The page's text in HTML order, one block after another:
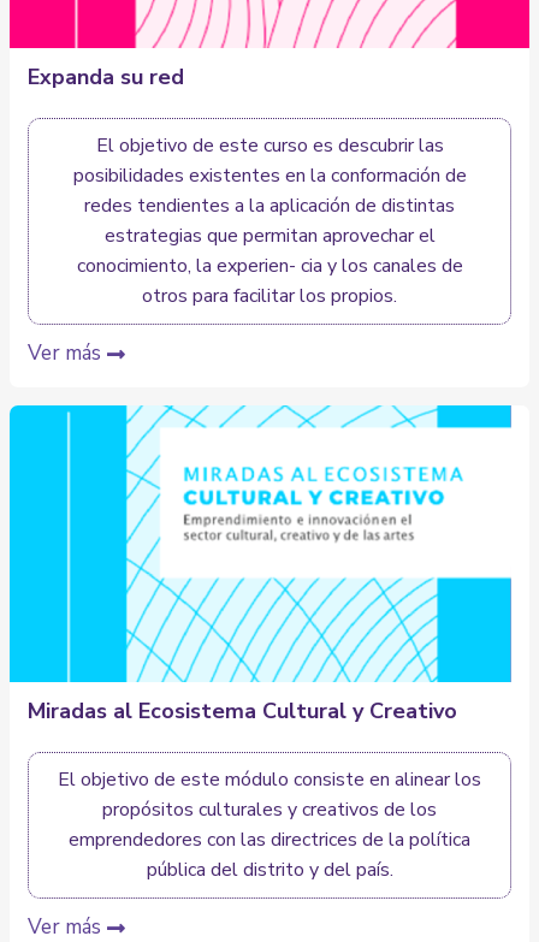
Expanda su red
El objetivo de este curso es descubrir las
posibilidades existentes en la conformación de
redes tendientes a la aplicación de distintas
estrategias que permitan aprovechar el
conocimiento, la experien- cia y los canales de
otros para facilitar los propios.
Ver más
Miradas al Ecosistema Cultural y Creativo
El objetivo de este módulo consiste en alinear los
propósitos culturales y creativos de los
emprendedores con las directrices de la política
pública del distrito y del país.
Ver más